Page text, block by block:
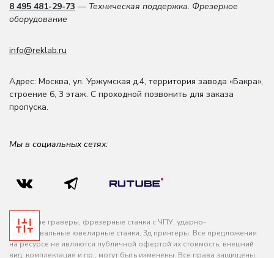
8 495 481-29-73 — Техническая поддержка. Фрезерное
оборудование
info@reklab.ru
Адрес: Москва, ул. Уржумская д.4, территория завода «Бакра»,
строение 6, 3 этаж. С проходной позвонить для заказа
пропуска.
Мы в социальных сетях:
Лазерные граверы, фрезерные станки с ЧПУ, ударно-
гравировальные ювелирные станки, 3д принтеры. Все предложения
на ресурсе не являются публичной офертой их стоимость, внешний
вид, комплектация и пр., могут быть изменены. Все права защищены.